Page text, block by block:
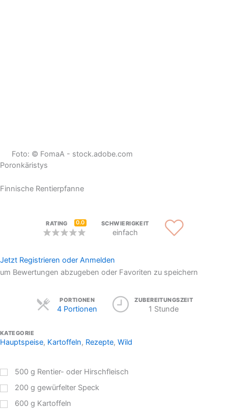
Foto: © FomaA - stock.adobe.com
Poronkäristys
Finnische Rentierpfanne
RATING 0.0 SCHWIERIGKEIT
einfach
Jetzt Registrieren oder Anmelden
um Bewertungen abzugeben oder Favoriten zu speichern
PORTIONEN
4 Portionen
Servings ZUBEREITUNGSZEIT
1 Stunde
KATEGORIE
Hauptspeise, Kartoffeln, Rezepte, Wild
500 g Rentier- oder Hirschfleisch
200 g gewürfelter Speck
600 g Kartoffeln